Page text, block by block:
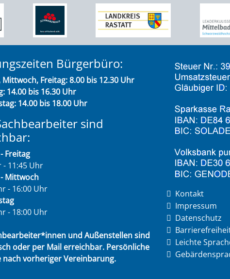
Bürgerbüro:
Freitag: 8.00 bis 12.30 Uhr
14.00 bis 16.30 Uhr
14.00 bis 18.00 Uhr
sind
Freitag
- 11:45 Uhr
Mittwoch
- 16:00 Uhr
- 18:00 Uhr
und Außenstellen sind
oder per Mail erreichbar. Persönliche
nach vorheriger Vereinbarung.
Kontakt
Impressum
Datenschutz
Leichte